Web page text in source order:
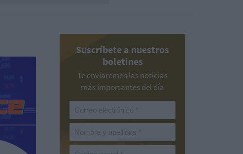
Suscríbete a nuestros
boletines
Te enviaremos las noticias
más importantes del día